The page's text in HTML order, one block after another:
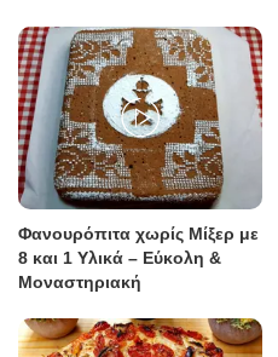
Φανουρόπιτα χωρίς Μίξερ με
8 και 1 Υλικά – Εύκολη &
Μοναστηριακή